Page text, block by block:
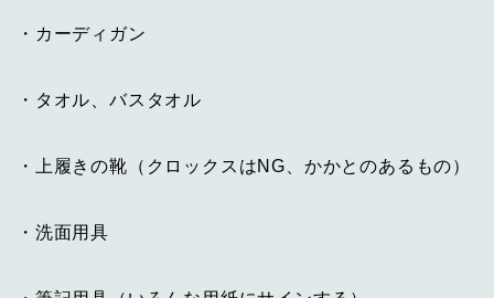
・カーディガン
・タオル、バスタオル
・上履きの靴（クロックスはNG、かかとのあるもの）
・洗面用具